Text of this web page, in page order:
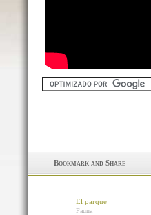
El parque
Fauna